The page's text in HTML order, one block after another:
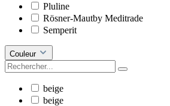
Pluline
Rösner-Mautby Meditrade
Semperit
Couleur
beige
beige